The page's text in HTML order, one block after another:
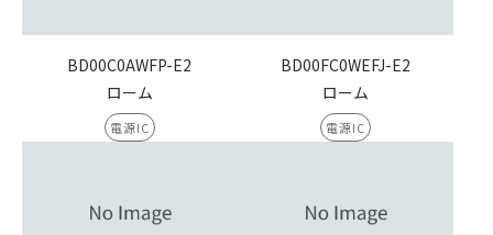
BD00C0AWFP-E2
ローム
電源IC
BD00FC0WEFJ-E2
ローム
電源IC